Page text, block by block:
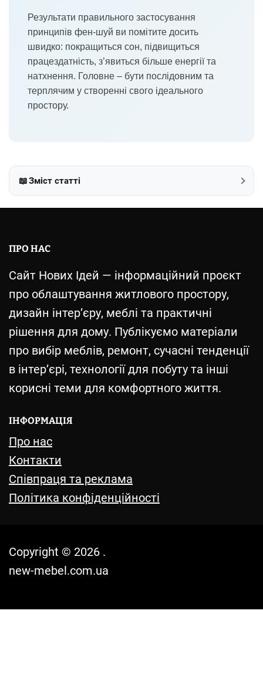
Результати правильного застосування
принципів фен-шуй ви помітите досить
швидко: покращиться сон, підвищиться
працездатність, з’явиться більше енергії та
натхнення. Головне – бути послідовним та
терплячим у створенні свого ідеального
простору.
📖Зміст статті
ПРО НАС
Сайт Нових Ідей — інформаційний проєкт
про облаштування житлового простору,
дизайн інтер’єру, меблі та практичні
рішення для дому. Публікуємо матеріали
про вибір меблів, ремонт, сучасні тенденції
в інтер’єрі, технології для побуту та інші
корисні теми для комфортного життя.
ІНФОРМАЦІЯ
Про нас
Контакти
Співпраця та реклама
Політика конфіденційності
Copyright © 2026 .
new-mebel.com.ua